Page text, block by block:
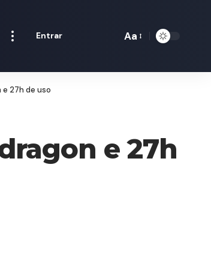
Entrar Aa
e 27h de uso
e 27h